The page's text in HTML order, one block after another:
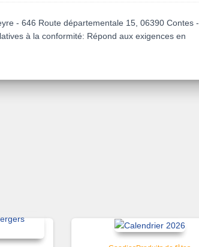
- 646 Route départementale 15, 06390 Contes -
à la conformité: Répond aux exigences en